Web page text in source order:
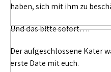
haben, sich mit ihm zu
Und das bitte sofort….
Der aufgeschlossene Kater
erste Date mit euch.